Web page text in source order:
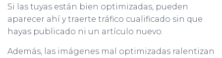
Si las tuyas están bien optimizadas, pueden
aparecer ahí y traerte tráfico cualificado sin que
hayas publicado ni un artículo nuevo.
Además, las imágenes mal optimizadas ralentizan